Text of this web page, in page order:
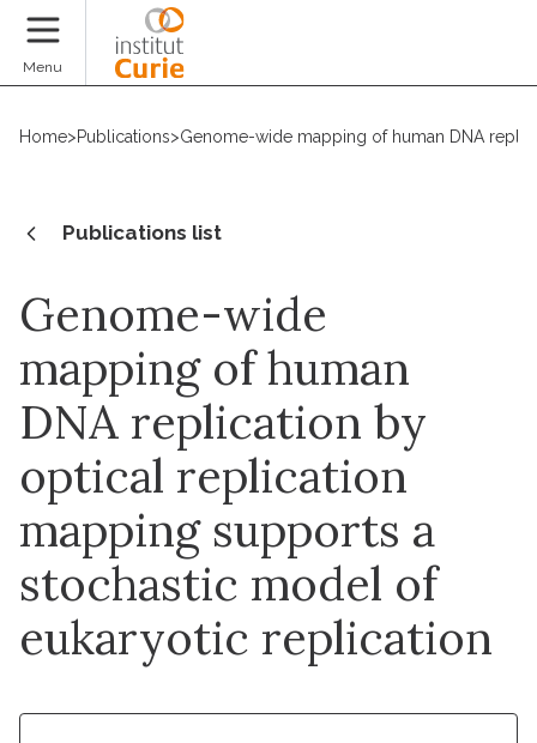
Menu
Home>Publications>Genome-wide mapping of human DNA
Publications list
Genome-wide
mapping of human
DNA replication by
optical replication
mapping supports a
stochastic model of
eukaryotic replication